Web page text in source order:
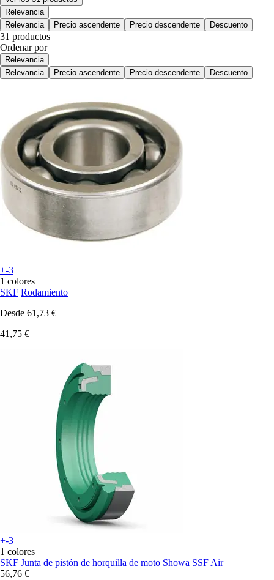
Relevancia
Relevancia
Precio ascendente Precio descendente Descuento
31 productos
Ordenar por
Relevancia
Relevancia
Precio ascendente Precio descendente Descuento
+-3
1 colores
SKF Rodamiento
Desde 61,73 €
41,75 €
+-3
1 colores
SKF Junta de pistón de horquilla de moto Showa SSF Air
56,76 €